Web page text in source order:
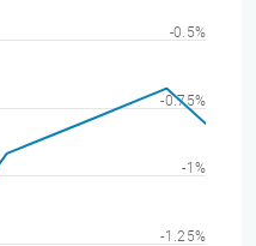
-1.25%
-1%
-0.75%
-0.5%